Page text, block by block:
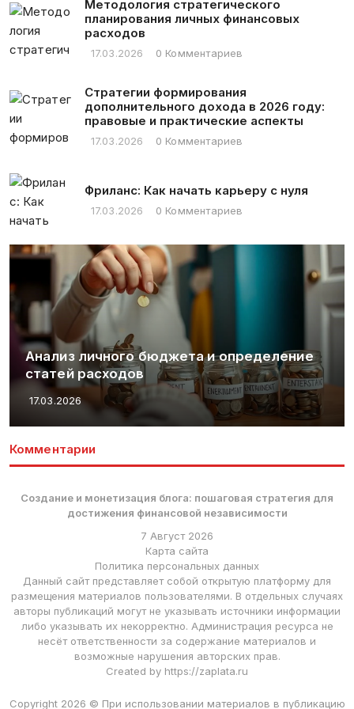
Методология стратегического
планирования личных финансовых
расходов
17.03.2026 0 Комментариев
Стратегии формирования
дополнительного дохода в 2026 году:
правовые и практические аспекты
17.03.2026 0 Комментариев
Фриланс: Как начать карьеру с нуля
17.03.2026 0 Комментариев
Анализ личного бюджета и определение
статей расходов
17.03.2026
Комментарии
Создание и монетизация блога: пошаговая стратегия для
достижения финансовой независимости
7 Август 2026
Карта сайта
Политика персональных данных
Данный сайт представляет собой открытую платформу для
размещения материалов пользователями. В отдельных случаях
авторы публикаций могут не указывать источники информации
либо указывать их некорректно. Администрация ресурса не
несёт ответственности за содержание материалов и
возможные нарушения авторских прав.
Created by https://zaplata.ru
Copyright 2026 © При использовании материалов в публикацию